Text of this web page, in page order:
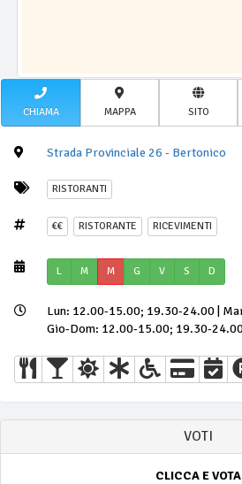
CHIAMA MAPPA SITO
Strada Provinciale 26 - Bertonico
RISTORANTI
€€ RISTORANTE RICEVIMENTI
L M M G V S D
Lun: 12.00-15.00; 19.30-24.00 |
Gio-Dom: 12.00-15.00; 19.30-
VOTI
CLICCA E VOTA